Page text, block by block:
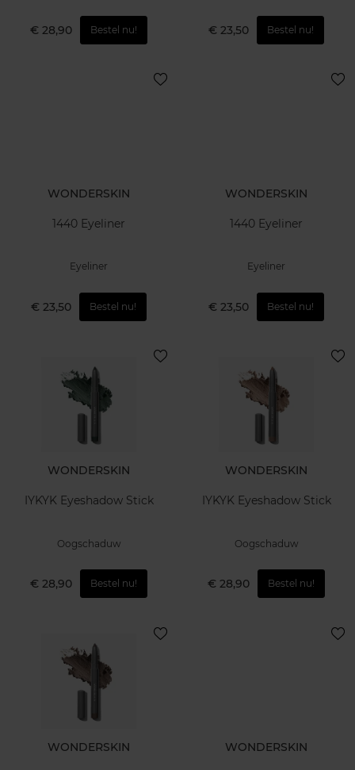
€ 28,90 Bestel nu! € 23,50 Bestel nu!
WONDERSKIN
1440 Eyeliner
Eyeliner
€ 23,50 Bestel nu!
WONDERSKIN
1440 Eyeliner
Eyeliner
€ 23,50 Bestel nu!
WONDERSKIN
IYKYK Eyeshadow Stick
Oogschaduw
€ 28,90 Bestel nu!
WONDERSKIN
IYKYK Eyeshadow Stick
Oogschaduw
€ 28,90 Bestel nu!
WONDERSKIN WONDERSKIN